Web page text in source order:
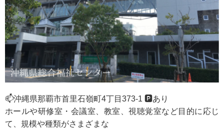
📫沖縄県那覇市首里石嶺町4丁目373-1 🅿️あり
ホールや研修室・会議室、教室、視聴覚室など目的に応じ
て、規模や種類がさまざまな